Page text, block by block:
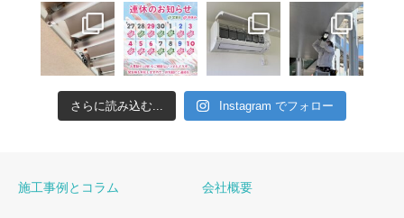
さらに読み込む... Instagram でフォロー
施工事例とコラム 会社概要